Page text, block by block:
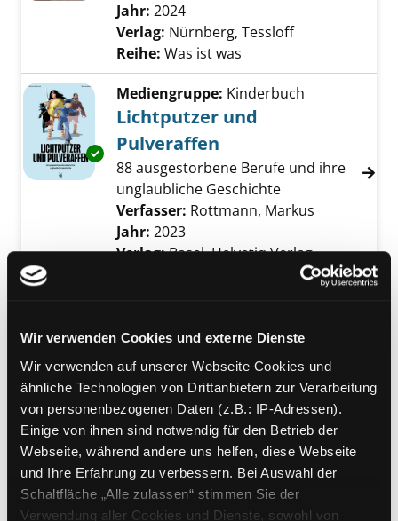
Wir verwenden Cookies und externe Dienste
Wir verwenden auf unserer Webseite Cookies und
ähnliche Technologien von Drittanbietern zur Verarbeitung
von personenbezogenen Daten (z.B.: IP-Adressen).
Einige von ihnen sind notwendig für den Betrieb der
Webseite, während andere uns helfen, diese Webseite
und Ihre Erfahrung zu verbessern. Bei Auswahl der
Schaltfläche „Alle zulassen“ stimmen Sie der
Verwendung aller Cookies und Dienste, sowohl von
Jahr: 2024
Verlag: Nürnberg, Tessloff
Reihe: Was ist was
Exemplar-Details von Lichtputzer und
Mediengruppe: Kinderbuch
Lichtputzer und
Pulveraffen
88 ausgestorbene Berufe und ihre
unglaubliche Geschichte
Verfasser: Rottmann, Markus
Jahr: 2023
Verlag:Basel, Helvetiq Verlag
Exemplar-Details von Polizei anzeigen
für dich im Einsatz
Verfasser: Neumann, AndySuche nach
Jahr:2025
Verlag:Nürnberg, Tessloff
Reihe:Was ist was
Mediengruppe:Kinderbuch
Das große Buch der 500
Fragen und Antworten